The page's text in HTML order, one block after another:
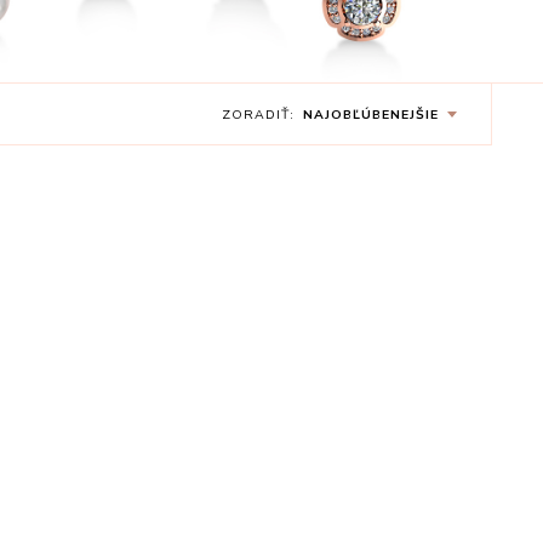
ZORADIŤ: NAJOBĽÚBENEJŠIE